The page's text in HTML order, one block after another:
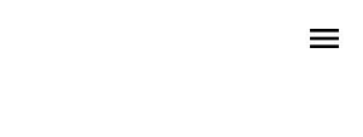
menu